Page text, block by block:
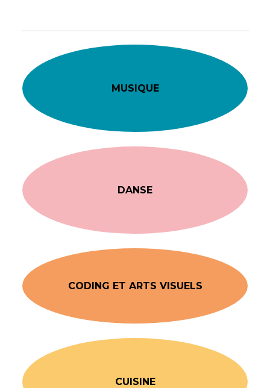
MUSIQUE
DANSE
CODING ET ARTS VISUELS
CUISINE